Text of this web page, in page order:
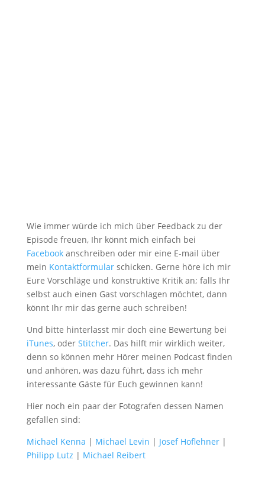
Wie immer würde ich mich über Feedback zu der
Episode freuen, Ihr könnt mich einfach bei
Facebookanschreiben oder mir eine E-mail über
mein Kontaktformularschicken. Gerne höre ich mir
Eure Vorschläge und konstruktive Kritik an; falls Ihr
selbst auch einen Gast vorschlagen möchtet, dann
könnt Ihr mir das gerne auch schreiben!
Und bitte hinterlasst mir doch eine Bewertung bei
iTunes, oder Stitcher. Das hilft mir wirklich weiter,
denn so können mehr Hörer meinen Podcast finden
und anhören, was dazu führt, dass ich mehr
interessante Gäste für Euch gewinnen kann!
Hier noch ein paar der Fotografen dessen Namen
gefallen sind:
Michael Kenna | Michael Levin | Josef Hoflehner|
Philipp Lutz | Michael Reibert